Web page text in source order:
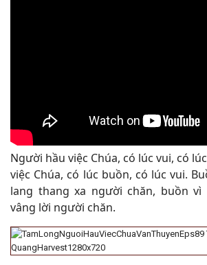
Người hầu việc Chúa, có lúc vui, có
việc Chúa, có lúc buồn, có lúc vui.
lang thang xa người chăn, buồn vì
vâng lời người chăn.